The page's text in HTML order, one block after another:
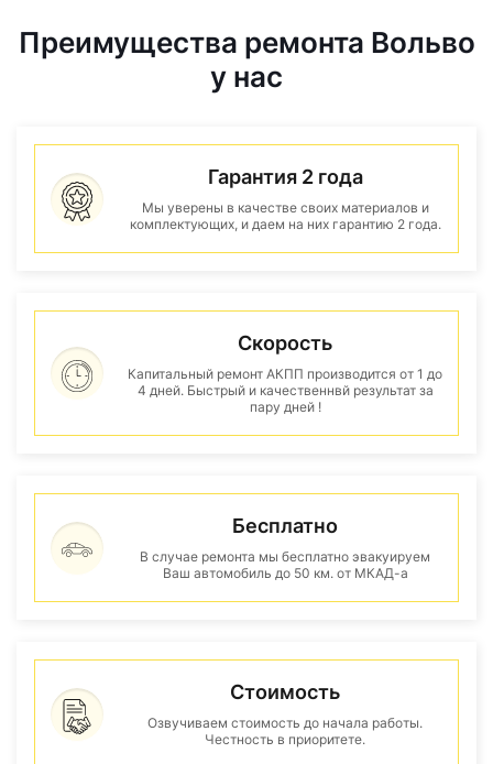
Преимущества ремонта Вольво
у нас
Гарантия 2 года
Мы уверены в качестве своих материалов и
комплектующих, и даем на них гарантию 2 года.
Скорость
Капитальный ремонт АКПП производится от 1 до
4 дней. Быстрый и качественнвй результат за
пару дней !
Бесплатно
В случае ремонта мы бесплатно эвакуируем
Ваш автомобиль до 50 км. от МКАД-а
Стоимость
Озвучиваем стоимость до начала работы.
Честность в приоритете.